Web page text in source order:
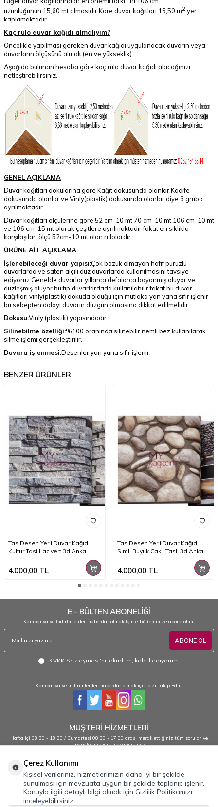
uzunluğunun:15,60 mt olmasıdır.Kore duvar kağıtları 16,50 m2 yer
kaplamaktadır.
Kaç rulo duvar kağıdı almalıyım?
Öncelikle yapılması gereken duvar kağıdı uygulanacak duvarın veya
duvarların ölçüsünü almak.(en ve yükseklik)
Aşağıda bulunan hesaba göre kaç rulo duvar kağıdı alacağınızı
netleştirebilirsiniz.
GENEL AÇIKLAMA
Duvar kağıtları dokularına göre Kağıt dokusunda olanlar,Kadife
dokusunda olanlar ve Vinly(plastik) dokusunda olanlar diye 3 gruba
ayrılmaktadır.
Duvar kağıtları ölçülerine göre 52 cm-10 mt,70 cm-10 mt,106 cm-10 mt
ve 106 cm-15 mt olarak çeşitlere ayrılmaktadır fakat en sıklıkla
karşılaşılan ölçü 52cm-10 mt olan rulolardır.
ÜRÜNE AİT AÇIKLAMA
İşlenebileceği duvar yapısı:Çok bozuk olmayan hafif pürüzlü
duvarlarda ve saten alçılı düz duvarlarda kullanılmasını tavsiye
ediyoruz.Genelde duvarlar yıllarca defalarca boyanmış oluyor ve
düzleşmiş oluyor bu tip duvarlardada kullanılabilir fakat bu duvar
kağıtları vinly(plastik) dokuda olduğu için mutlaka yan yana sıfır işlenir
bu sebepten dolayı duvarın düzgün olmasına dikkat edilmelidir.
Dokusu:Vinly (plastik) yapısındadır.
Silinebilme özelliği:%100 oranında silinebilir,nemli bez kullanılarak
silme işlemi gerçekleştirilir.
Duvara işlenmesi:Desenler yan yana sıfır işlenir.
BENZER ÜRÜNLER
Tas Desen Yerli Duvar Kağıdı
Kultur Tasi Lacivert 3d Anka
4.000,00 TL
Tas Desen Yerli Duvar Kağıdı
Simli Buyuk Cakil Tasli 3d Anka
4.000,00TL
E - BÜLTEN ABONELİĞİ
Kampanya ve indirimlerden haberdar olmak için e-bültenimize abone olun.
ABONE OL
KVKK Sözleşmesi'ni, okudum, kabul ediyorum.
Kampanya ve indirimlerden haberdar olmak için bizi Takip Edin!
MÜŞTERİ HİZMETLERİ
Hafta içi 08:30 - 18:30 / Cumartesi 08:30 - 17:00 arası merak ettiğiniz tüm sorular ve
siparişleriniz için ulaşabilirsiniz.
0232 484 38 44 - 0533 330 88 95
Önemli Bilgiler
Hızlı Erişim
Çerez Kullanımı
Kişisel verileriniz, hizmetlerimizin daha iyi bir şekilde
sunulması için mevzuata uygun bir şekilde toplanıp işlenir.
Konuyla ilgili detaylı bilgi almak için Gizlilik Politikamızı
inceleyebilirsiniz.